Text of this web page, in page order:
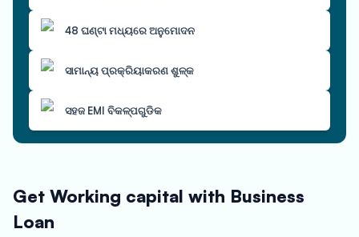
48 ଘଣ୍ଟା ମଧ୍ୟରେ ଅନୁମୋଦନ
ସାମାନ୍ୟ ପ୍ରକ୍ରିୟାକରଣ ଶୁଳ୍କ
ସହଜ EMI ବିକଳ୍ପଗୁଡିକ
Get Working capital with Business
Loan